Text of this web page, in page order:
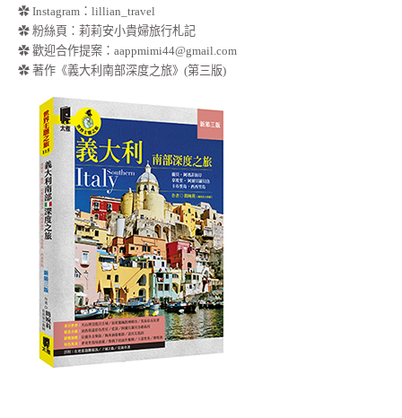
✿ Instagram：lillian_travel
✿ 粉絲頁：莉莉安小貴婦旅行札記
✿ 歡迎合作提案： aappmimi44@gmail.com
✿ 著作《義大利南部深度之旅》(第三版)